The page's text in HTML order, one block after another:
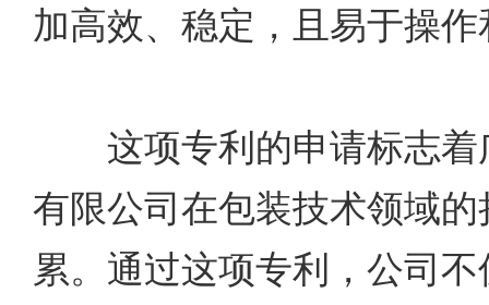
加高效、稳定，且易于操
这项专利的申请标志着
有限公司在包装技术领域
累。通过这项专利，公司